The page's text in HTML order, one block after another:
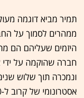
תמיר מביא דוגמה
היזמים שעליהם הם
חברה שהוקמה על ידי
ונמכרה תוך שלוש